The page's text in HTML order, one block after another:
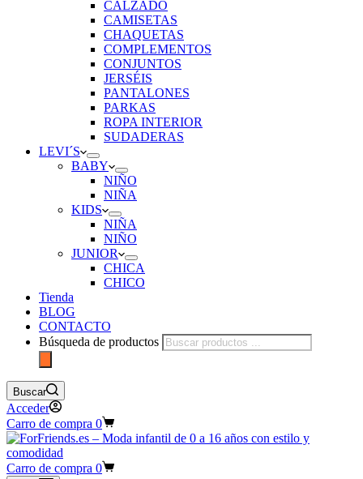
CALZADO
CAMISETAS
CHAQUETAS
COMPLEMENTOS
CONJUNTOS
JERSÉIS
PANTALONES
PARKAS
ROPA INTERIOR
SUDADERAS
LEVI´S
BABY
NIÑO
NIÑA
KIDS
NIÑA
NIÑO
JUNIOR
CHICA
CHICO
Tienda
BLOG
CONTACTO
Búsqueda de productos
Buscar
Acceder
Carro de compra 0
Carro de compra 0